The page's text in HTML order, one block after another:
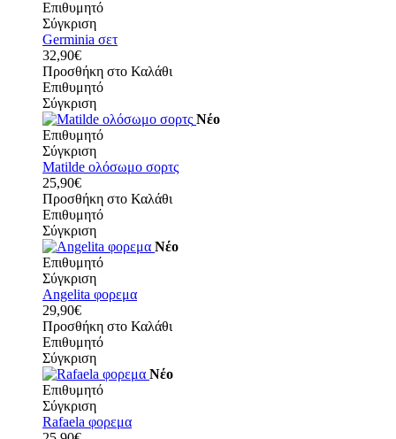
Επιθυμητό
Σύγκριση
Germinia σετ
32,90€
Προσθήκη στο Καλάθι
Επιθυμητό
Σύγκριση
Νέο
Επιθυμητό
Σύγκριση
Matilde ολόσωμο σορτς
25,90€
Προσθήκη στο Καλάθι
Επιθυμητό
Σύγκριση
Νέο
Επιθυμητό
Σύγκριση
Angelita φορεμα
29,90€
Προσθήκη στο Καλάθι
Επιθυμητό
Σύγκριση
Νέο
Επιθυμητό
Σύγκριση
Rafaela φορεμα